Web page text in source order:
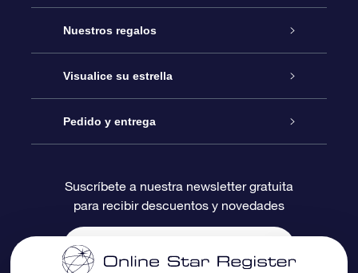
Atención
Contáctanos
Blog
Reseñas
Nuestros regalos
Regalo Estrella Online
Paquete de Regalo OSR
Tarjeta de Regalo OSR
Regalos empresariales
Visualice su estrella
Registro estelar
Página de Estrella Personalizada
Un Millón de Estrellas
Pedido y entrega
Información de Pago
Información de Envío
Suscríbete a nuestra newsletter gratuita
para recibir descuentos y novedades